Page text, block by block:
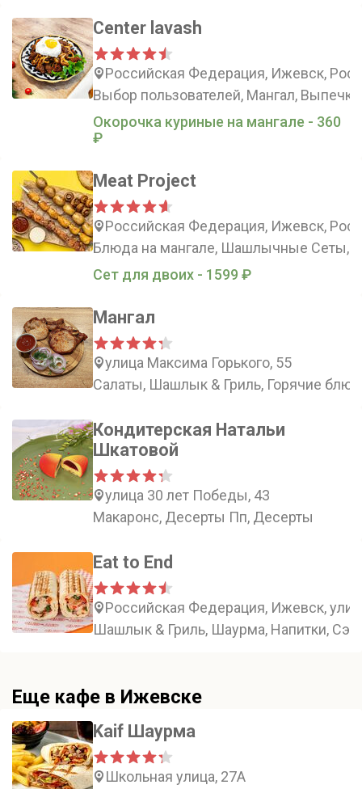
Center lavash
Российская Федерация, Ижевск,
Выбор пользователей, Мангал,
Окорочка куриные на мангале - 360
₽
Meat Project
Российская Федерация, Ижевск,
Блюда на мангале, Шашлычные Сеты,
Сет для двоих - 1599 ₽
Мангал
улица Максима Горького, 55
Салаты, Шашлык & Гриль, Горячие
Кондитерская Натальи
Шкатовой
улица 30 лет Победы, 43
Макаронс, Десерты Пп, Десерты
Eat to End
Российская Федерация, Ижевск,
Шашлык & Гриль, Шаурма, Напитки,
Еще кафе в Ижевске
Kaif Шаурма
Школьная улица, 27А